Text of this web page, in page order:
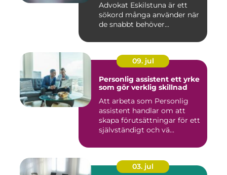
Advokat Eskilstuna är ett
sökord många använder när
de snabbt behöver...
09. jul
Personlig assistent ett yrke
som gör verklig skillnad
Att arbeta som Personlig
assistent handlar om att
skapa förutsättningar för ett
självständigt och vä...
03. jul